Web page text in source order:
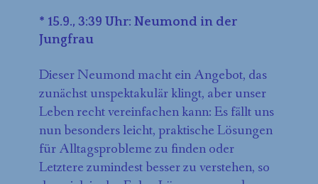
* 15.9., 3:39 Uhr: Neumond in der
Jungfrau
Dieser Neumond macht ein Angebot, das
zunächst unspektakulär klingt, aber unser
Leben recht vereinfachen kann: Es fällt uns
nun besonders leicht, praktische Lösungen
für Alltagsprobleme zu finden oder
Letztere zumindest besser zu verstehen, so